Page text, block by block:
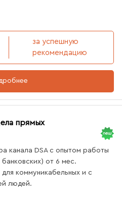
за успешную
рекомендацию
прямых
канала DSA с опытом работы
от 6 мес.
коммуникабельных и с
людей.